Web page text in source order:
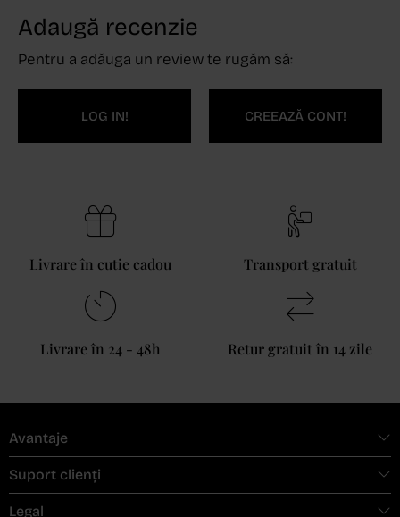
Adaugă recenzie
Pentru a adăuga un review te rugăm să:
LOG IN! CREEAZĂ CONT!
Livrare în cutie cadou Transport gratuit
Livrare în 24 - 48h Retur gratuit în 14 zile
Avantaje
Suport clienți
Legal